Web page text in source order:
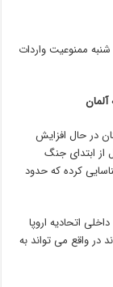
ممنوعیت واردات
در حال افزایش
از ابتدای جنگ
شناسایی کرده که حدود
اتحادیه اروپا
در واقع می تواند به